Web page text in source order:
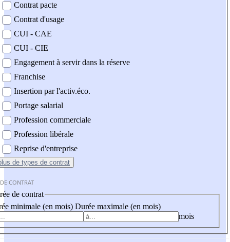
Contrat pacte
Contrat d'usage
CUI - CAE
CUI - CIE
Engagement à servir dans la réserve
Franchise
Insertion par l'activ.éco.
Portage salarial
Profession commerciale
Profession libérale
Reprise d'entreprise
de types de contrat
CONTRAT
de contrat
minimale (en mois) Durée maximale (en mois)
mois